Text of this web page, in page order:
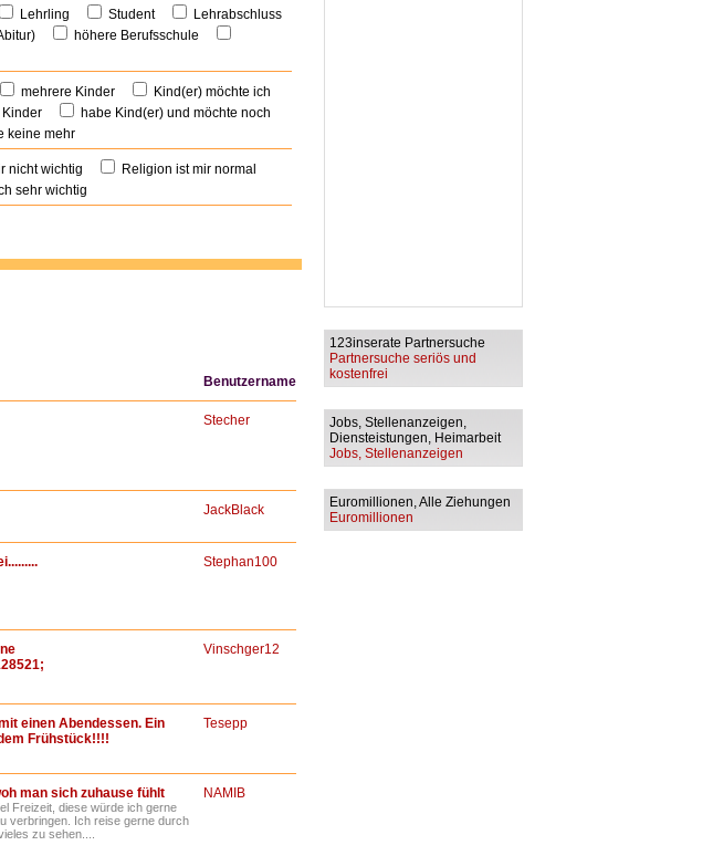
Lehrling Student
Lehrabschluss
höhere Berufsschule
mehrere Kinder
Kind(er) möchte ich
Kinder
habe Kind(er) und möchte noch
keine mehr
nicht wichtig
Religion ist mir normal
sehr wichtig
Benutzername
Stecher
JackBlack
Stephan100
Vinschger12
einen Abendessen. Ein
Frühstück!!!!
Tesepp
man sich zuhause fühlt
Freizeit, diese würde ich gerne
verbringen. Ich reise gerne durch
zu sehen....
NAMIB
123inserate Partnersuche
Partnersuche seriös und
kostenfrei
Jobs, Stellenanzeigen,
Diensteistungen, Heimarbeit
Jobs, Stellenanzeigen
Euromillionen, Alle Ziehungen
Euromillionen